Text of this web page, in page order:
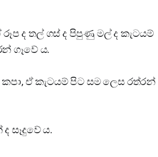
ද තල් ගස් ද පිපුණු මල් ද කැටයම්
ගෑවේ ය.
ඒ කැටයම් පිට සම ලෙස රත්රන්
සෑදුවේ ය.